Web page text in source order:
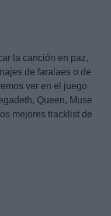
la canción en paz,
de faralaes o de
ver en el juego
Queen, Muse
mejores tracklist de